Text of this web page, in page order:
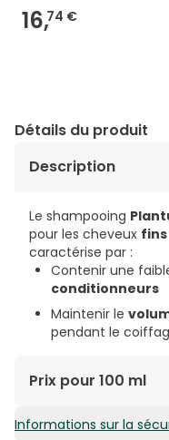
16,74 €
Détails du produit
Description
Le shampooing
pour les cheveux
caractérise par :
Contenir une
conditionneurs
Maintenir le
pendant le
Prix pour 100 ml
4,76€ / 100 ml
Informations sur la